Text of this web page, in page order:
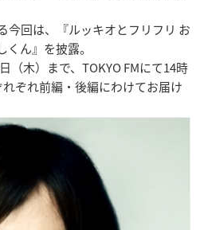
今回は、『ルッキオとフリフリ お
ん』を披露。
（木）まで、TOKYO FMにて14時
ぞれ前編・後編にわけてお届け